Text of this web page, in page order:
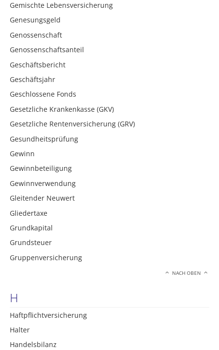
Gemischte Lebensversicherung
Genesungsgeld
Genossenschaft
Genossenschaftsanteil
Geschäftsbericht
Geschäftsjahr
Geschlossene Fonds
Gesetzliche Krankenkasse (GKV)
Gesetzliche Rentenversicherung (GRV)
Gesundheitsprüfung
Gewinn
Gewinnbeteiligung
Gewinnverwendung
Gleitender Neuwert
Gliedertaxe
Grundkapital
Grundsteuer
Gruppenversicherung
NACH OBEN
H
Haftpflichtversicherung
Halter
Handelsbilanz